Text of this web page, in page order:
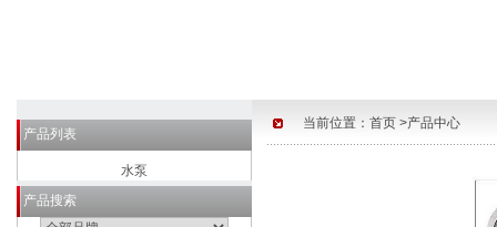
产品列表
水泵
产品搜索
当前位置： 首页 >产品中心